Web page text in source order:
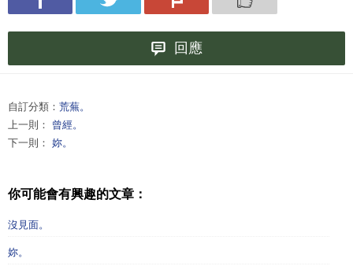
回應
自訂分類： 荒蕪。
上一則： 曾經。
下一則： 妳。
你可能會有興趣的文章：
沒見面。
妳。